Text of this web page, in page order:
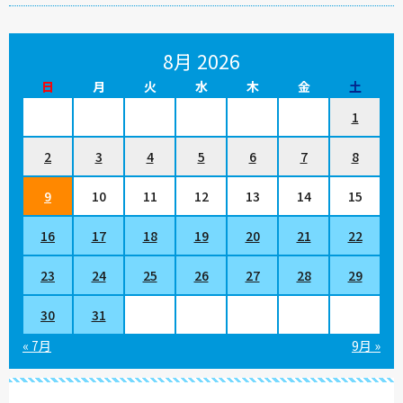
8月 2026
日 月 火 水 木 金
土
1
2 3 4 5 6 7 8
9 10 11 12 13 14 15
16 17 18 19 20 21 22
23 24 25 26 27 28 29
30
31
« 7月
9月 »